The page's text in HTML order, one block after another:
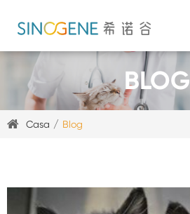
BLOG
Casa Blog